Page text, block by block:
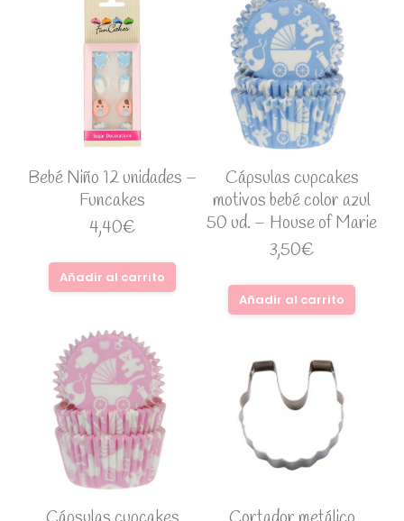
Bebé Niño 12 unidades –
Funcakes
4,40€
Añadir al carrito
Cápsulas cupcakes
motivos bebé color azul
50 ud. – House of Marie
3,50€
Añadir al carrito